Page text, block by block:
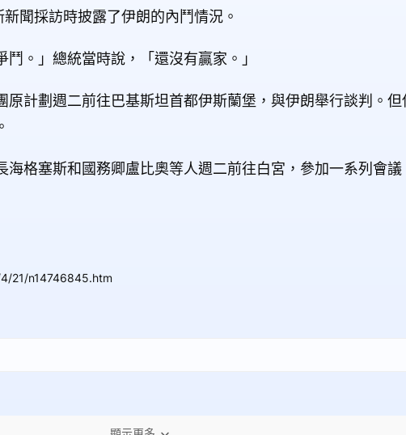
聞採訪時披露了伊朗的內鬥情況。
鬥。」總統當時說，「還沒有贏家。」
原計劃週二前往巴基斯坦首都伊斯蘭堡，與伊朗舉行談判。
海格塞斯和國務卿盧比奧等人週二前往白宮，參加一系列會
21/n14746845.htm